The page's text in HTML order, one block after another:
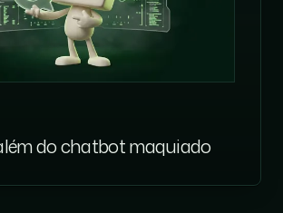
do chatbot maquiado